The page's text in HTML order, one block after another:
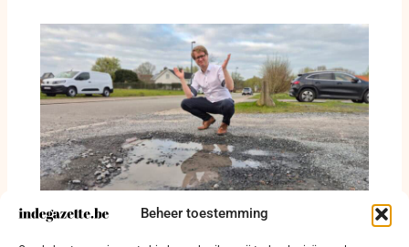
Beheer toestemming
Bijna 363.000 euro uitbetaald voor